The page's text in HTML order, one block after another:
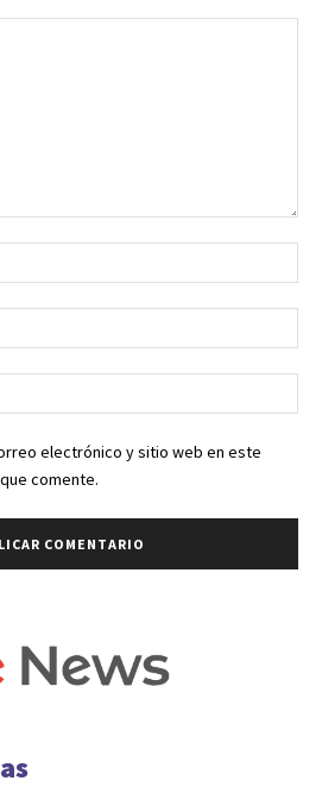
electrónico y sitio web en este
comente.